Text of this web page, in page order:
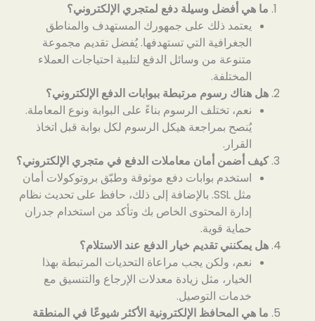
ما هي أفضل وسيلة دفع لمتجري الإلكتروني؟
يعتمد ذلك على جمهورك المستهدف والمناطق
الجغرافية التي تستهدفها. يُفضل تقديم مجموعة
متنوعة من وسائل الدفع لتلبية احتياجات العملاء
المختلفة.
هل هناك رسوم مرتبطة ببوابات الدفع الإلكتروني؟
نعم، تختلف الرسوم بناءً على البوابة ونوع المعاملة.
يُنصح بمراجعة هيكل الرسوم لكل بوابة قبل اتخاذ
القرار.
كيف أضمن أمان معاملات الدفع في متجري الإلكتروني؟
استخدم بوابات دفع موثوقة وطبّق بروتوكولات أمان
مثل SSL. بالإضافة إلى ذلك، حافظ على تحديث نظام
إدارة المحتوى الخاص بك وتأكد من استخدام جدران
حماية قوية.
هل يمكنني تقديم خيار الدفع عند الاستلام؟
نعم، ولكن يجب مراعاة التحديات المرتبطة بهذا
الخيار، مثل زيادة معدلات الإرجاع والتنسيق مع
خدمات التوصيل.
ما هي المحافظ الإلكترونية الأكثر شيوعًا في المنطقة